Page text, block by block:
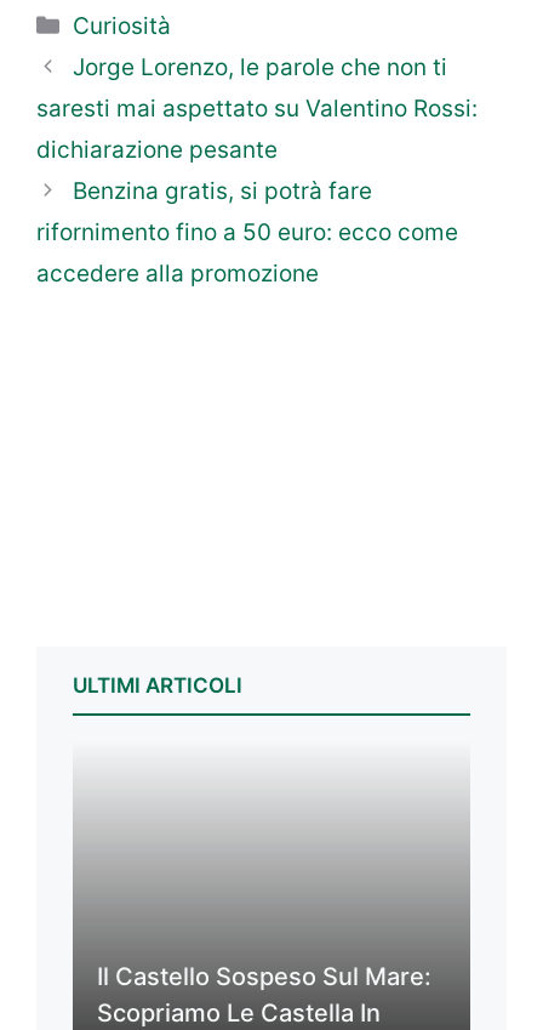
Categorie
Curiosità
Jorge Lorenzo, le parole che non ti
saresti mai aspettato su Valentino Rossi:
dichiarazione pesante
Benzina gratis, si potrà fare
rifornimento fino a 50 euro: ecco come
accedere alla promozione
ULTIMI ARTICOLI
Il Castello Sospeso Sul Mare:
Scopriamo Le Castella In